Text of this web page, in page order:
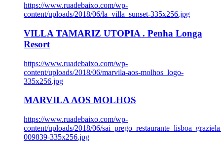
https://www.ruadebaixo.com/wp-
content/uploads/2018/06/la_villa_sunset-335x256.jpg
VILLA TAMARIZ UTOPIA . Penha Longa
Resort
https://www.ruadebaixo.com/wp-
content/uploads/2018/06/marvila-aos-molhos_logo-
335x256.jpg
MARVILA AOS MOLHOS
https://www.ruadebaixo.com/wp-
content/uploads/2018/06/
009839-335x256.jpg